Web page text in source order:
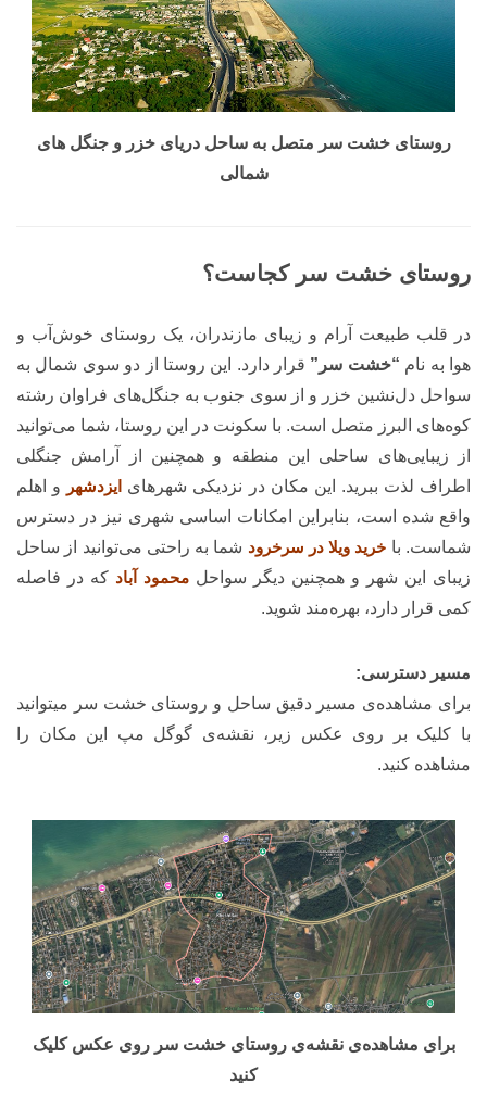
روستای خشت سر متصل به ساحل دریای خزر و جنگل های
شمالی
روستای خشت سر کجاست؟
در قلب طبیعت آرام و زیبای مازندران، یک روستای خوش‌آب و
هوا به نام “خشت‌ سر” قرار دارد. این روستا از دو سوی شمال به
سواحل دل‌نشین خزر و از سوی جنوب به جنگل‌های فراوان رشته
کوه‌های البرز متصل است. با سکونت در این روستا، شما می‌توانید
از زیبایی‌های ساحلی این منطقه و همچنین از آرامش جنگلی
اطراف لذت ببرید. این مکان در نزدیکی شهرهای ایزدشهر و اهلم
واقع شده است، بنابراین امکانات اساسی شهری نیز در دسترس
شماست. با خرید ویلا در سرخرود شما به راحتی می‌توانید از ساحل
زیبای این شهر و همچنین دیگر سواحل محمود آباد که در فاصله
کمی قرار دارد، بهره‌مند شوید.
مسیر دسترسی:
برای مشاهده‌ی مسیر دقیق ساحل و روستای خشت سر میتوانید
با کلیک بر روی عکس زیر، نقشه‌ی گوگل مپ این مکان را
مشاهده کنید.
برای مشاهده‌ی نقشه‌ی روستای خشت سر روی عکس کلیک
کنید